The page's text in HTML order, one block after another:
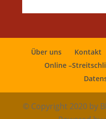
Über uns Kontakt
Online
© Copyright 2020 by